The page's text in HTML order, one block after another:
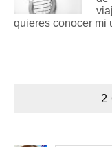
quieres conocer mi
2